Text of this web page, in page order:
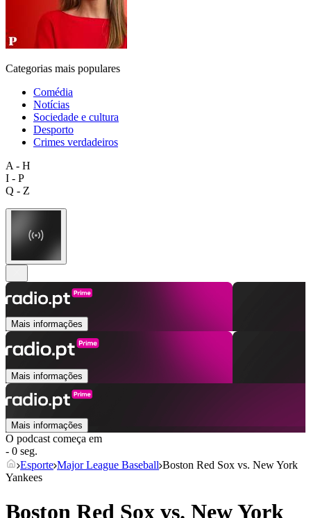
Categorias mais populares
Comédia
Notícias
Sociedade e cultura
Desporto
Crimes verdadeiros
A - H
I - P
Q - Z
Mais informações
Mais informações
Mais informações
O podcast começa em
- 0 seg.
Esporte Major League Baseball Boston Red Sox vs. New York
Yankees
Boston Red Sox vs. New York